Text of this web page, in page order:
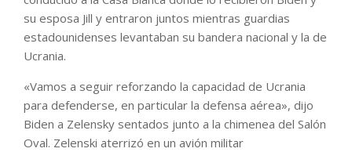
su esposa Jill y entraron juntos mientras guardias
estadounidenses levantaban su bandera nacional y la de
Ucrania.
«Vamos a seguir reforzando la capacidad de Ucrania
para defenderse, en particular la defensa aérea», dijo
Biden a Zelensky sentados junto a la chimenea del Salón
Oval. Zelenski aterrizó en un avión militar